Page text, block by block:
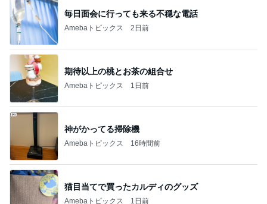
毎日面会に行っても来る不穏な電話
Amebaトピックス 2日前
期待以上の桃とお茶の組合せ
Amebaトピックス 1日前
神がかってる掃除機
Amebaトピックス 16時間前
猫目当てで買ったカルディのグッズ
Amebaトピックス 1日前